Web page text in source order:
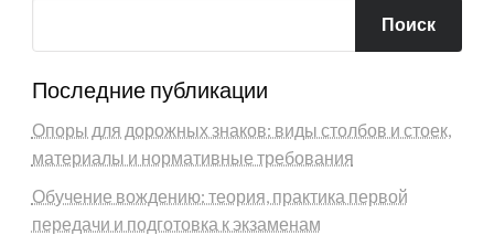
Поиск
Последние публикации
Опоры для дорожных знаков: виды столбов и стоек,
материалы и нормативные требования
Обучение вождению: теория, практика первой
передачи и подготовка к экзаменам